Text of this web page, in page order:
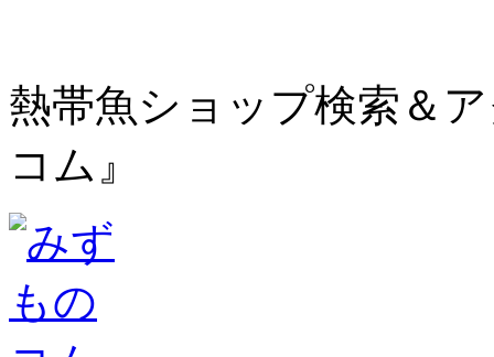
熱帯魚ショップ検索＆
コム』